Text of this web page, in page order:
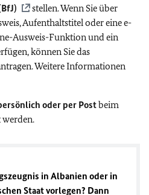
BfJ)
stellen. Wenn Sie über
Aufenthaltstitel oder eine e-
Ausweis-Funktion und ein
können Sie das
Weitere Informationen
oder per Postbeim
werden.
in Albanien oder in
Staat vorlegen? Dann